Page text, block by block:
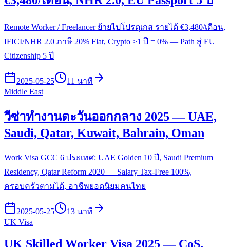
Remote Worker / Freelancer ย้ายไปโปรตุเกส รายได้ €3,480/เดือน,
IFICI/NHR 2.0 ภาษี 20% Flat, Crypto >1 ปี = 0% — Path สู่ EU
Citizenship 5 ปี
2025-05-25
11 นาที
Middle East
วีซ่าทำงานตะวันออกกลาง 2025 — UAE,
Saudi, Qatar, Kuwait, Bahrain, Oman
Work Visa GCC 6 ประเทศ: UAE Golden 10 ปี, Saudi Premium
Residency, Qatar Reform 2020 — Salary Tax-Free 100%,
ครอบครัวตามได้, อาชีพยอดนิยมคนไทย
2025-05-25
13 นาที
UK Visa
UK Skilled Worker Visa 2025 — CoS,